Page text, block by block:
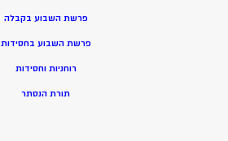
פרשת השבוע בקבלה
פרשת השבוע בחסידות
רוחניות וחסידות
תורת הנסתר